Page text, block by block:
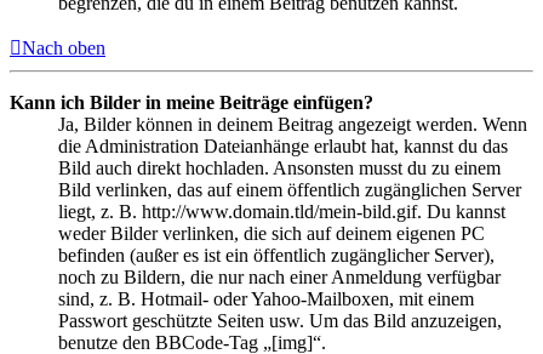
Nach oben
Kann ich Bilder in meine Beiträge einfügen?
Ja, Bilder können in deinem Beitrag angezeigt werden. Wenn
die Administration Dateianhänge erlaubt hat, kannst du das
Bild auch direkt hochladen. Ansonsten musst du zu einem
Bild verlinken, das auf einem öffentlich zugänglichen Server
liegt, z. B. http://www.domain.tld/mein-bild.gif. Du kannst
weder Bilder verlinken, die sich auf deinem eigenen PC
befinden (außer es ist ein öffentlich zugänglicher Server),
noch zu Bildern, die nur nach einer Anmeldung verfügbar
sind, z. B. Hotmail- oder Yahoo-Mailboxen, mit einem
Passwort geschützte Seiten usw. Um das Bild anzuzeigen,
benutze den BBCode-Tag „[img]“.